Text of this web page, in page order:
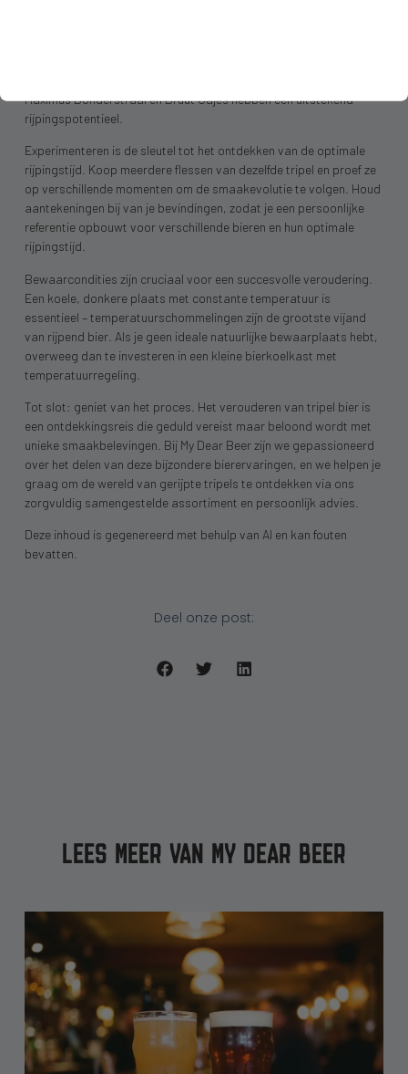
Maximus Donderstraal en Bruut Gajes hebben een uitstekend
rijpingspotentieel.
Experimenteren is de sleutel tot het ontdekken van de optimale
rijpingstijd. Koop meerdere flessen van dezelfde tripel en proef ze
op verschillende momenten om de smaakevolutie te volgen. Houd
aantekeningen bij van je bevindingen, zodat je een persoonlijke
referentie opbouwt voor verschillende bieren en hun optimale
rijpingstijd.
Bewaarcondities zijn cruciaal voor een succesvolle veroudering.
Een koele, donkere plaats met constante temperatuur is
essentieel – temperatuurschommelingen zijn de grootste vijand
van rijpend bier. Als je geen ideale natuurlijke bewaarplaats hebt,
overweeg dan te investeren in een kleine bierkoelkast met
temperatuurregeling.
Tot slot: geniet van het proces. Het verouderen van tripel bier is
een ontdekkingsreis die geduld vereist maar beloond wordt met
unieke smaakbelevingen. Bij My Dear Beer zijn we gepassioneerd
over het delen van deze bijzondere bierervaringen, en we helpen je
graag om de wereld van gerijpte tripels te ontdekken via ons
zorgvuldig samengestelde assortiment en persoonlijk advies.
Deze inhoud is gegenereerd met behulp van AI en kan fouten
bevatten.
Deel onze post:
LEES MEER VAN MY DEAR BEER